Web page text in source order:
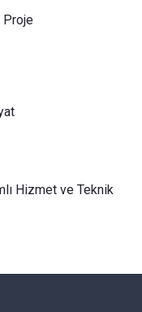
Proje
Hizmet ve Teknik